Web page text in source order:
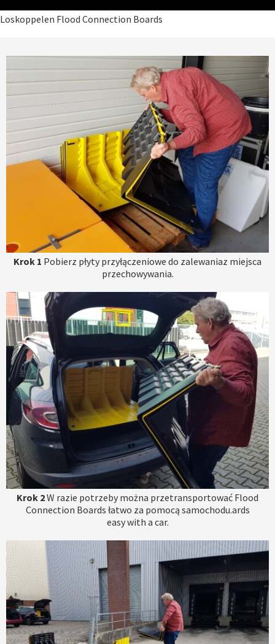
Loskoppelen Flood Connection Boards
Krok 1 Pobierz płyty przyłączeniowe do zalewaniaz miejsca
przechowywania.
Krok 2W razie potrzeby można przetransportować Flood
Connection Boards łatwo za pomocą samochodu.ards
easy with a car.